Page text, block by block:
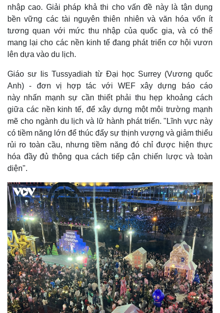
nhập cao. Giải pháp khả thi cho vấn đề này là tận dụng
bền vững các tài nguyên thiên nhiên và văn hóa vốn ít
tương quan với mức thu nhập của quốc gia, và có thể
mang lại cho các nền kinh tế đang phát triển cơ hội vươn
lên dựa vào du lịch.
Giáo sư Iis Tussyadiah từ Đại học Surrey (Vương quốc
Anh) - đơn vị hợp tác với WEF xây dựng báo cáo
này nhấn mạnh sự cần thiết phải thu hẹp khoảng cách
giữa các nền kinh tế, để xây dựng một môi trường mạnh
mẽ cho ngành du lịch và lữ hành phát triển. "Lĩnh vực này
có tiềm năng lớn để thúc đẩy sự thịnh vượng và giảm thiểu
rủi ro toàn cầu, nhưng tiềm năng đó chỉ được hiện thực
hóa đầy đủ thông qua cách tiếp cận chiến lược và toàn
diện".